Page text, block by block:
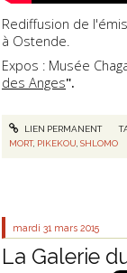
Rediffusion de
à Ostende.
Expos : Musée
des Anges".
LIEN PERMANENT
MORT, PIKEKOU ,SHLOMO
mardi 31 mars 2015
La Galerie